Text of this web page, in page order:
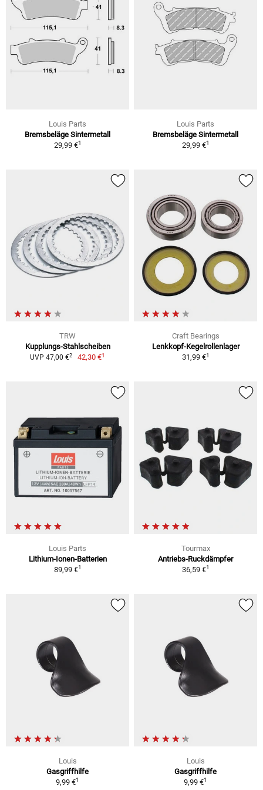
Louis Parts
Bremsbeläge Sintermetall
29,99 €1
Louis Parts
Bremsbeläge Sintermetall
29,99 €1
TRW
Kupplungs-Stahlscheiben
UVP 47,00 €2 42,30 €1
Craft Bearings
Lenkkopf-Kegelrollenlager
31,99 €1
Louis Parts
Lithium-Ionen-Batterien
89,99 €1
Tourmax
Antriebs-Ruckdämpfer
36,59 €1
Louis
Gasgriffhilfe
9,99 €1
Louis
Gasgriffhilfe
9,99 €1